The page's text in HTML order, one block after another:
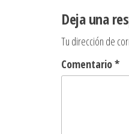
Deja una
Tu dirección de
Comentario*